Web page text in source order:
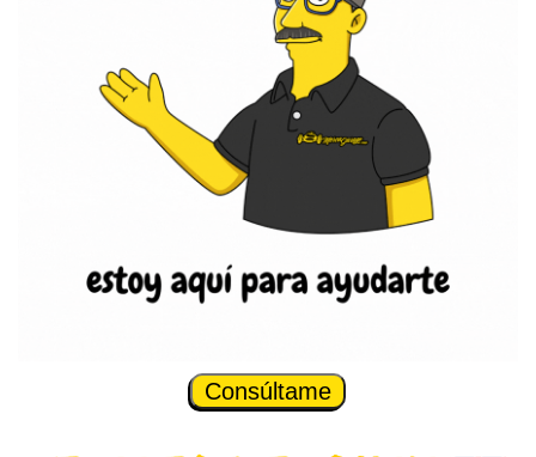
Consúltame